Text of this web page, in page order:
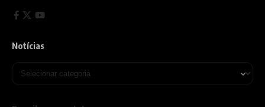
Notícias